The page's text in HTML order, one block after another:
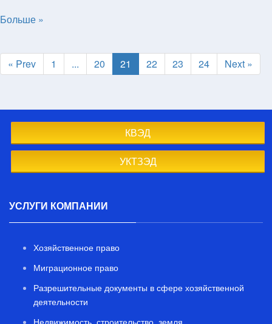
Больше »
« Prev 1 ... 20 21 22 23 24 Next »
КВЭД
УКТЗЭД
УСЛУГИ КОМПАНИИ
Хозяйственное право
Миграционное право
Разрешительные документы в сфере хозяйственной
деятельности
Недвижимость, строительство, земля